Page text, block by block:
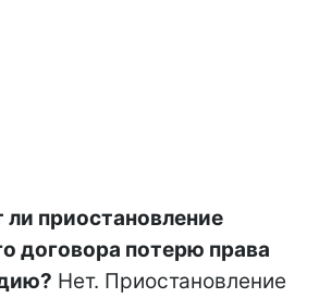
ли приостановление
договора потерю права
Нет. Приостановление